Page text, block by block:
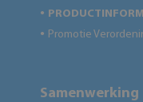
●
● Promotie
Samenwerking